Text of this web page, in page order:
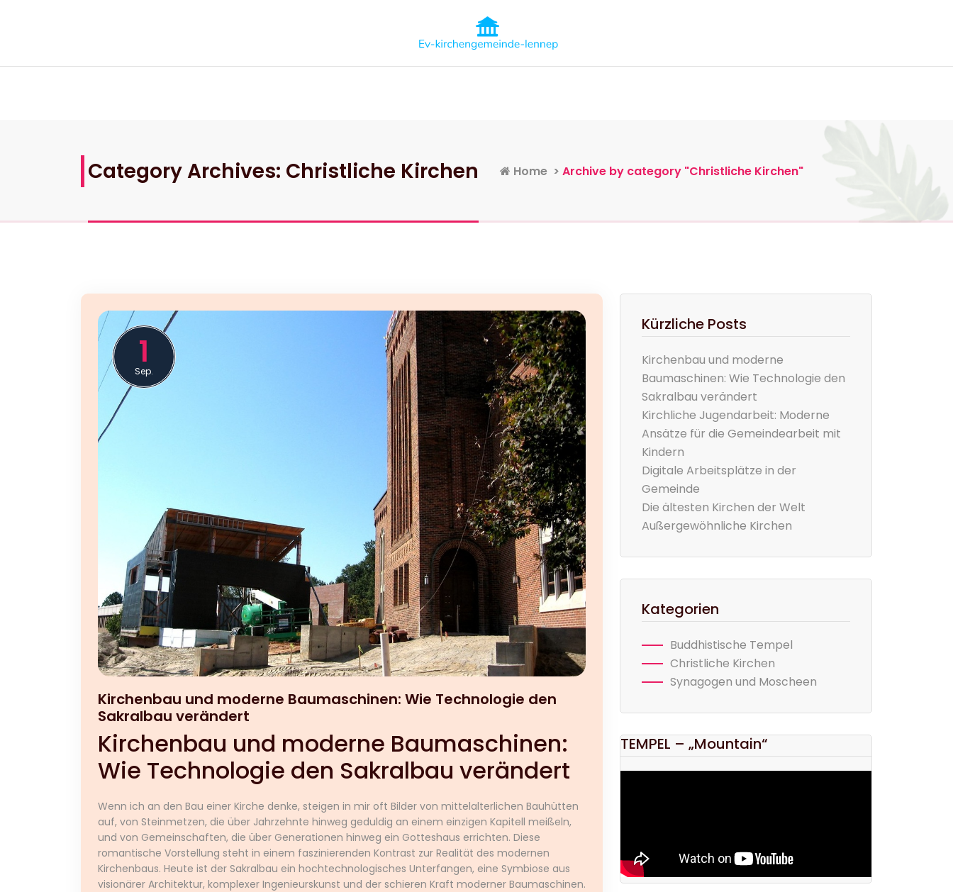
Category Archives: Christliche Kirchen Home > Archive by category "Christliche Kirchen"
1
Sep.
Kirchenbau und moderne Baumaschinen: Wie Technologie den
Sakralbau verändert
Kirchenbau und moderne Baumaschinen:
Wie Technologie den Sakralbau verändert
Wenn ich an den Bau einer Kirche denke, steigen in mir oft Bilder von mittelalterlichen Bauhütten
auf, von Steinmetzen, die über Jahrzehnte hinweg geduldig an einem einzigen Kapitell meißeln,
und von Gemeinschaften, die über Generationen hinweg ein Gotteshaus errichten. Diese
romantische Vorstellung steht in einem faszinierenden Kontrast zur Realität des modernen
Kirchenbaus. Heute ist der Sakralbau ein hochtechnologisches Unterfangen, eine Symbiose aus
visionärer Architektur, komplexer Ingenieurskunst und der schieren Kraft moderner Baumaschinen.
Kürzliche Posts
Kirchenbau und moderne
Baumaschinen: Wie Technologie den
Sakralbau verändert
Kirchliche Jugendarbeit: Moderne
Ansätze für die Gemeindearbeit mit
Kindern
Digitale Arbeitsplätze in der
Gemeinde
Die ältesten Kirchen der Welt
Außergewöhnliche Kirchen
Kategorien
Buddhistische Tempel
Christliche Kirchen
Synagogen und Moscheen
TEMPEL – „Mountain“